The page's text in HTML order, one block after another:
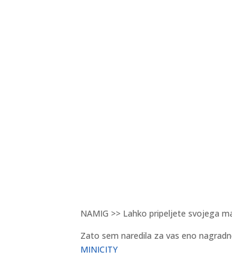
NAMIG >> Lahko pripeljete svojega
Zato sem naredila za vas eno
MINICITY